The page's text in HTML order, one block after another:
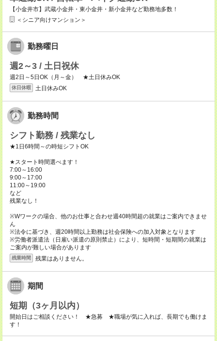
【小金井市】武蔵小金井・東小金井・新小金井など勤務地多数！
＜シニア向けマンション＞
勤務曜日
週2～3 / 土日祝休
週2日～5日OK（月～金） ★土日休みOK
休日休暇 土日休みOK
勤務時間
シフト勤務 / 残業なし
★1日6時間～の時短シフトOK
★スタート時間選べます！
7:00～16:00
9:00～17:00
11:00～19:00
など
残業なし！
※Wワークの場合、他のお仕事と合わせ週40時間超の就業はご案内できませ
ん
※法令に基づき、週20時間以上勤務は社会保険への加入対象となります
※労働者派遣法（日雇い派遣の原則禁止）により、短時間・短期間の就業は
ご案内が難しい場合があります
残業時間 残業はありません。
期間
短期（3ヶ月以内）
開始日はご相談ください！ ★急募 ★職場が気に入れば、長期でも働けま
す！